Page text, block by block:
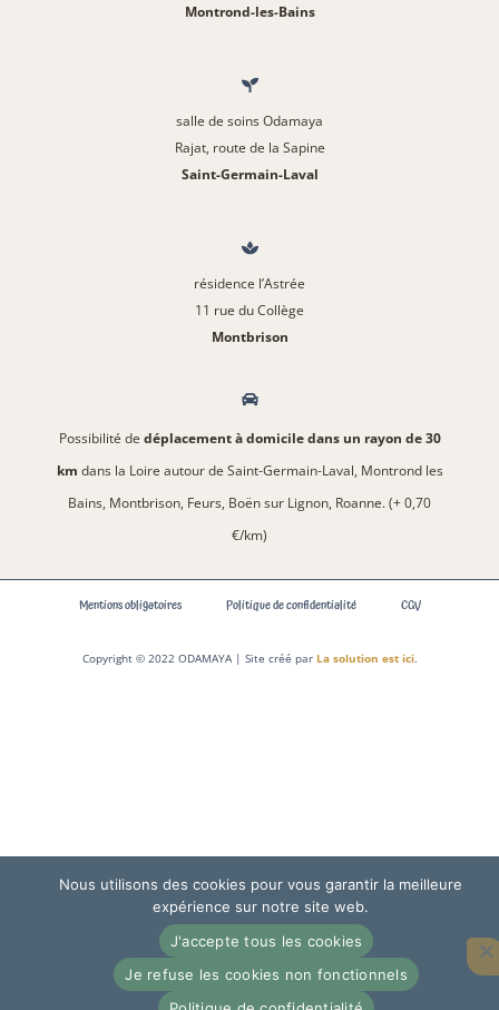
Montrond-les-Bains
salle de soins Odamaya
Rajat, route de la Sapine
Saint-Germain-Laval
résidence l’Astrée
11 rue du Collège
Montbrison
Possibilité de déplacement à domicile dans un rayon de 30
km dans la Loire autour de Saint-Germain-Laval, Montrond les
Bains, Montbrison, Feurs, Boën sur Lignon, Roanne. (+ 0,70
€/km)
Copyright © 2022 ODAMAYA | Site créé par La solution est ici.
Mentions obligatoires Politique de confidentialité CGV
Nous utilisons des cookies pour vous garantir la meilleure
expérience sur notre site web.
J'accepte tous les cookies
Je refuse les cookies non fonctionnels